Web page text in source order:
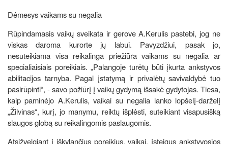
Dėmesys vaikams su negalia
Rūpindamasis vaikų sveikata ir gerove A.Kerulis pastebi, jog ne
viskas daroma kurorte jų labui. Pavyzdžiui, pasak jo,
nesuteikiama visa reikalinga priežiūra vaikams su negalia ar
specialiaisiais poreikiais. „Palangoje turėtų būti įkurta ankstyvos
abilitacijos tarnyba. Pagal įstatymą ir privalėtų savivaldybė tuo
pasirūpinti“, - savo požiūrį į vaikų gydymą išsakė gydytojas. Tiesa,
kaip paminėjo A.Kerulis, vaikai su negalia lanko lopšelį-darželį
„Žilvinas“, kurį, jo manymu, reiktų išplėsti, suteikiant visapusišką
slaugos globą su reikalingomis paslaugomis.
Atsižvelgiant į iškylančius poreikius, vaikai, įsteigus ankstyvosios